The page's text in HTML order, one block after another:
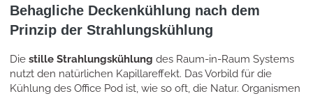
Behagliche Deckenkühlung nach dem
Prinzip der Strahlungskühlung
Diestille Strahlungskühlung des Raum-in-Raum Systems
nutzt den natürlichen Kapillareffekt. Das Vorbild für die
Kühlung des Office Pod ist, wie so oft, die Natur. Organismen